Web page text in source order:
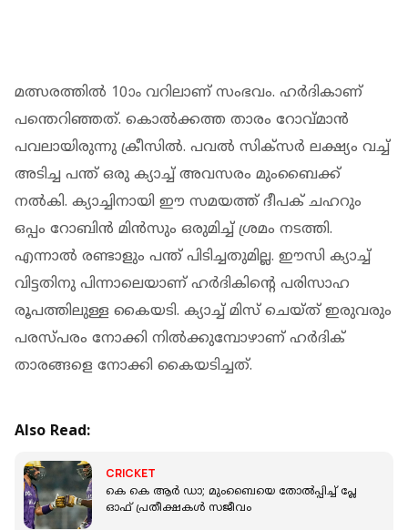
മത്സരത്തില്‍ 10ാം വറിലാണ് സംഭവം. ഹര്‍ദികാണ്
പന്തെറിഞ്ഞത്. കൊല്‍ക്കത്ത താരം റോവ്മാന്‍
പവലായിരുന്നു ക്രീസില്‍. പവല്‍ സിക്‌സര്‍ ലക്ഷ്യം വച്ച്
അടിച്ച പന്ത് ഒരു ക്യാച്ച് അവസരം മുംബൈക്ക്
നല്‍കി. ക്യാച്ചിനായി ഈ സമയത്ത് ദീപക് ചഹറും
ഒപ്പം റോബിന്‍ മിന്‍സും ഒരുമിച്ച് ശ്രമം നടത്തി.
എന്നാല്‍ രണ്ടാളും പന്ത് പിടിച്ചതുമില്ല. ഈസി ക്യാച്ച്
വിട്ടതിനു പിന്നാലെയാണ് ഹര്‍ദികിന്റെ പരിസാഹ
രൂപത്തിലുള്ള കൈയടി. ക്യാച്ച് മിസ് ചെയ്ത് ഇരുവരും
പരസ്പരം നോക്കി നില്‍ക്കുമ്പോഴാണ് ഹര്‍ദിക്
താരങ്ങളെ നോക്കി കൈയടിച്ചത്.
Also Read:
CRICKET
കെ കെ ആർ ഡാ; മുംബൈയെ തോൽപ്പിച്ച് പ്ലേ
ഓഫ് പ്രതീക്ഷകൾ സജീവം